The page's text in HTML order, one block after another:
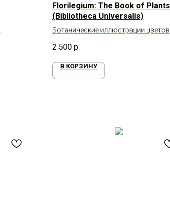
Florilegium: The Book of Plants
(Bibliotheca Universalis)
Ботанические иллюстрации цветов
2 500 р.
В КОРЗИНУ